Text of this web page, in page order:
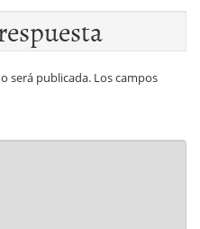
será publicada. Los campos